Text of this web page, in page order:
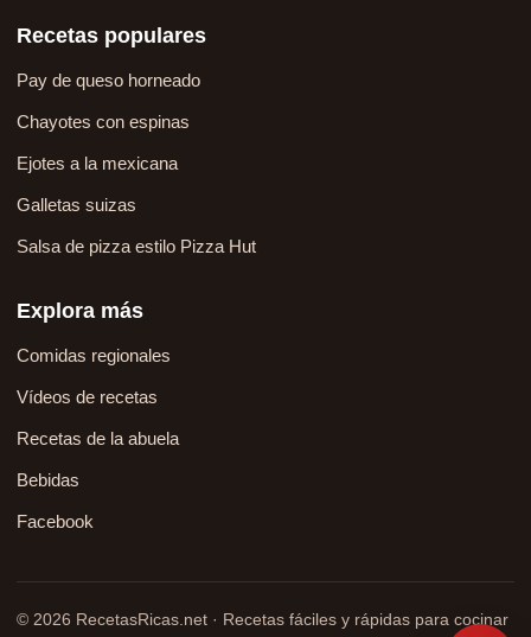
Recetas populares
Pay de queso horneado
Chayotes con espinas
Ejotes a la mexicana
Galletas suizas
Salsa de pizza estilo Pizza Hut
Explora más
Comidas regionales
Vídeos de recetas
Recetas de la abuela
Bebidas
Facebook
© 2026 RecetasRicas.net · Recetas fáciles y rápidas para cocinar